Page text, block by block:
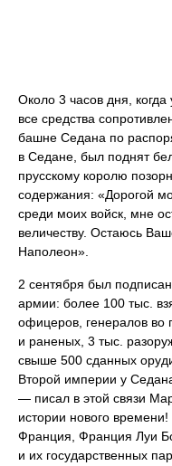
Около 3 часов дня,
все средства
башне Седана по
в Седане, был поднят
прусскому королю
содержания: «Дорогой
среди моих войск, мне
величеству. Остаюсь
Наполеон».
2 сентября был
армии: более 100 тыс.
офицеров, генералов во
и раненых, 3 тыс.
свыше 500 сданных
Второй империи у
— писал в этой связи
истории нового
Франция, Франция Луи
и их государственных